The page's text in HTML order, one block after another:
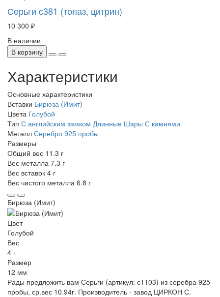
Серьги с381 (топаз, цитрин)
10 300 ₽
В наличии
В корзину
Характеристики
Основные характеристики
Вставки Бирюза (Имит)
Цвета Голубой
Тип С английским замком Длинные Шары С камнями
Металл Серебро 925 пробы
Размеры
Общий вес 11.3 г
Вес металла 7.3 г
Вес вставок 4 г
Вес чистого металла 6.8 г
Бирюза (Имит)
Цвет
Голубой
Вес
4 г
Размер
12 мм
Рады предложить вам Серьги (артикул: с1103) из серебра 925
пробы, ср.вес 10.94г. Производитель - завод ЦИРКОН С.